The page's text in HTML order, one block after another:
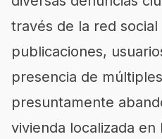
través de la red
publicaciones,
presencia de
presuntamente
vivienda localizada en